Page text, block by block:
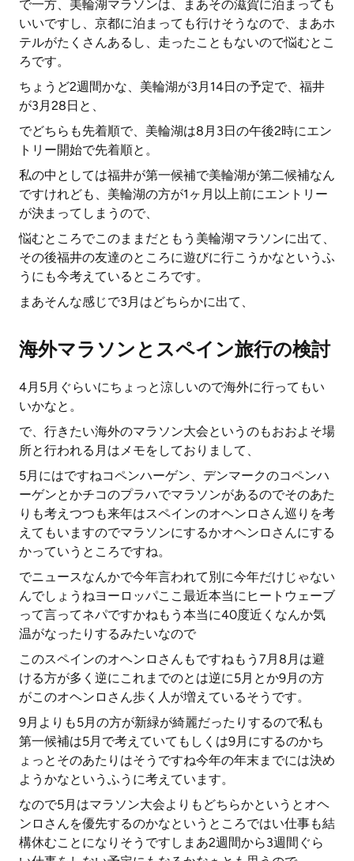
で一方、美輪湖マラソンは、まあその滋賀に泊まっても
いいですし、京都に泊まっても行けそうなので、まあホ
テルがたくさんあるし、走ったこともないので悩むとこ
ろです。
ちょうど2週間かな、美輪湖が3月14日の予定で、福井
が3月28日と、
でどちらも先着順で、美輪湖は8月3日の午後2時にエン
トリー開始で先着順と。
私の中としては福井が第一候補で美輪湖が第二候補なん
ですけれども、美輪湖の方が1ヶ月以上前にエントリー
が決まってしまうので、
悩むところでこのままだともう美輪湖マラソンに出て、
その後福井の友達のところに遊びに行こうかなというふ
うにも今考えているところです。
まあそんな感じで3月はどちらかに出て、
海外マラソンとスペイン旅行の検討
4月5月ぐらいにちょっと涼しいので海外に行ってもい
いかなと。
で、行きたい海外のマラソン大会というのもおおよそ場
所と行われる月はメモをしておりまして、
5月にはですねコペンハーゲン、デンマークのコペンハ
ーゲンとかチコのプラハでマラソンがあるのでそのあた
りも考えつつも来年はスペインのオヘンロさん巡りを考
えてもいますのでマラソンにするかオヘンロさんにする
かっていうところですね。
でニュースなんかで今年言われて別に今年だけじゃない
んでしょうねヨーロッパここ最近本当にヒートウェーブ
って言ってネパですかねもう本当に40度近くなんか気
温がなったりするみたいなので
このスペインのオヘンロさんもですねもう7月8月は避
ける方が多く逆にこれまでのとは逆に5月とか9月の方
がこのオヘンロさん歩く人が増えているそうです。
9月よりも5月の方が新緑が綺麗だったりするので私も
第一候補は5月で考えていてもしくは9月にするのかち
ょっとそのあたりはそうですね今年の年末までには決め
ようかなというふうに考えています。
なので5月はマラソン大会よりもどちらかというとオヘ
ンロさんを優先するのかなというところではい仕事も結
構休むことになりそうですしまあ2週間から3週間ぐら